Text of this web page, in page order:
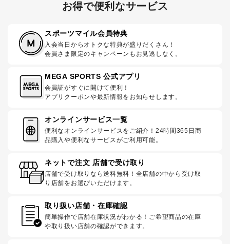
お得で便利なサービス
スポーツマイル会員特典
入会当日からオトクな特典が盛りだくさん！
会員さま限定のキャンペーンもお見逃しなく。
MEGA SPORTS 公式アプリ
会員証がすぐに開けて便利！
アプリクーポンや最新情報をお知らせします。
オンラインサービス一覧
便利なオンラインサービスをご紹介！24時間365日商
品購入や便利なサービスがご利用可能。
ネットで注文 店舗で受け取り
店舗で受け取りなら送料無料！全店舗の中から受け取
り店舗をお選びいただけます。
取り扱い店舗・在庫確認
簡単操作で店舗在庫状況がわかる！ご希望商品の在庫
や取り扱い店舗の確認ができます。